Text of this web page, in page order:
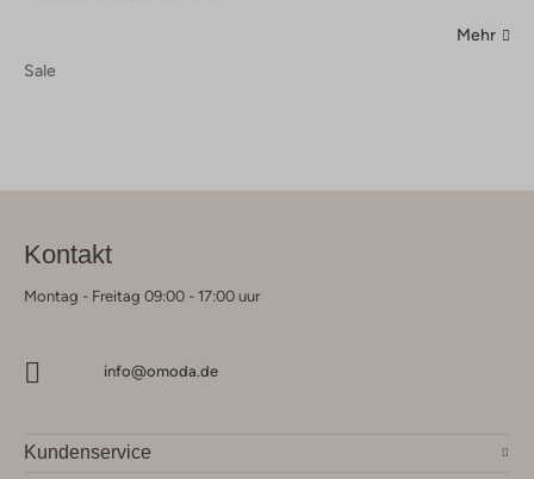
Mehr
Sale
Kontakt
Montag - Freitag 09:00 - 17:00 uur
info@omoda.de
Kundenservice